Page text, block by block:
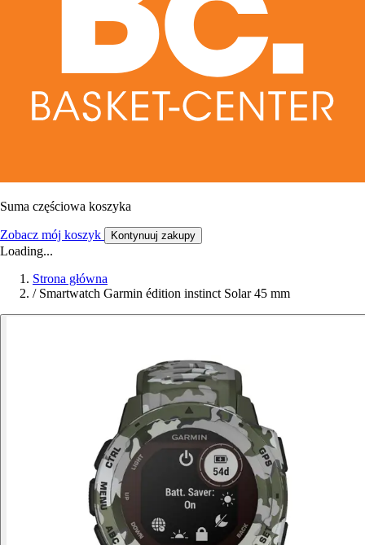
Suma częściowa koszyka
Zobacz mój koszyk Kontynuuj zakupy
Loading...
Strona główna
/ Smartwatch Garmin édition instinct Solar 45 mm